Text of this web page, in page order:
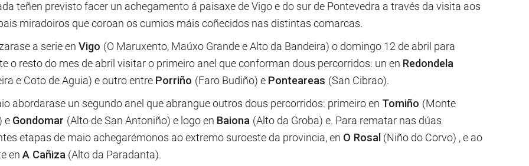
teñen previsto facer un achegamento á paisaxe de Vigo e do sur de Pontevedra a través da visita aos
miradoiros que coroan os cumios máis coñecidos nas distintas comarcas.
a serie en Vigo (O Maruxento, Maúxo Grande e Alto da Bandeira) o domingo 12 de abril para
o resto do mes de abril visitar o primeiro anel que conforman dous percorridos: un en Redondela
e Coto de Aguia) e outro entre Porriño (Faro Budiño) e Ponteareas (San Cibrao).
abordarase un segundo anel que abrangue outros dous percorridos: primeiro en Tomiño (Monte
e Gondomar (Alto de San Antoniño) e logo en Baiona (Alto da Groba) e. Para rematar nas dúas
etapas de maio achegarémonos ao extremo suroeste da provincia, en O Rosal (Niño do Corvo) , e ao
en A Cañiza(Alto da Paradanta).